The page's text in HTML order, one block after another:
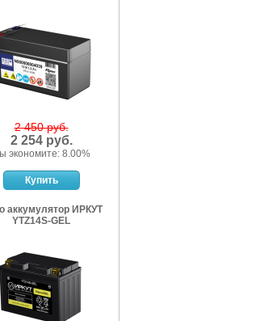
2 450 руб.
2 254 руб.
экономите: 8.00%
аккумулятор ИРКУТ
YTZ14S-GEL